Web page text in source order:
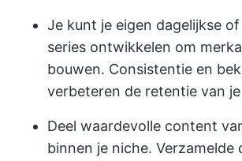
Je kunt je eigen dagelijkse
series ontwikkelen om
bouwen. Consistentie en
verbeteren de retentie van
Deel waardevolle content
binnen je niche.